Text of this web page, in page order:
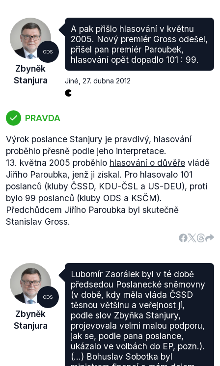
ODS
Zbyněk
Stanjura
A pak přišlo hlasování v květnu
2005. Nový premiér Gross odešel,
přišel pan premiér Paroubek,
hlasování opět dopadlo 101 : 99.
Jiné 27. dubna 2012
PRAVDA
Výrok poslance Stanjury je pravdivý, hlasování
proběhlo přesně podle jeho interpretace.
13. května 2005 proběhlo hlasování o důvěře vládě
Jiřího Paroubka, jenž ji získal. Pro hlasovalo 101
poslanců (kluby ČSSD, KDU-ČSL a US-DEU), proti
bylo 99 poslanců (kluby ODS a KSČM).
Předchůdcem Jiřího Paroubka byl skutečně
Stanislav Gross.
ODS
Zbyněk
Stanjura
Lubomír Zaorálek byl v té době
předsedou Poslanecké sněmovny
(v době, kdy měla vláda ČSSD
těsnou většinu a veřejnost jí,
podle slov Zbyňka Stanjury,
projevovala velmi malou podporu,
jak se, podle pana poslance,
ukázalo ve volbách do EP, pozn.).
(...) Bohuslav Sobotka byl